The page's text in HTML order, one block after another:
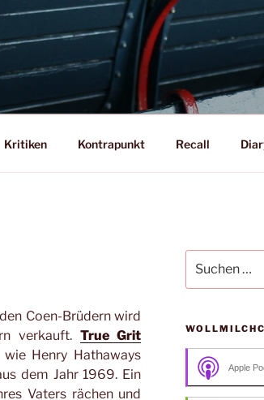
Kritiken Kontrapunkt Recall
Coen-Brüdern wird
verkauft. True Grit
Henry Hathaways
dem Jahr 1969. Ein
Vaters rächen und
nach:
Apple